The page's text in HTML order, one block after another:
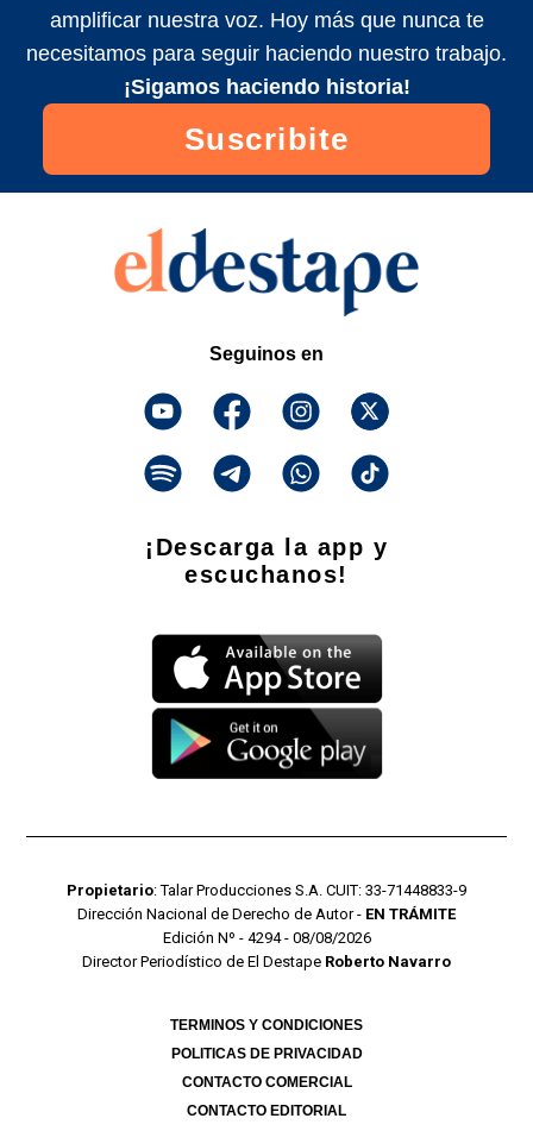
amplificar nuestra voz. Hoy más que nunca te
necesitamos para seguir haciendo nuestro trabajo.
¡Sigamos haciendo historia!
Suscribite
Seguinos en
¡Descarga la app y
escuchanos!
Propietario: Talar Producciones S.A. CUIT: 33-71448833-9
Dirección Nacional de Derecho de Autor - EN TRÁMITE
Edición Nº - 4294 - 08/08/2026
Director Periodístico de El Destape Roberto Navarro
TERMINOS Y CONDICIONES
POLITICAS DE PRIVACIDAD
CONTACTO COMERCIAL
CONTACTO EDITORIAL